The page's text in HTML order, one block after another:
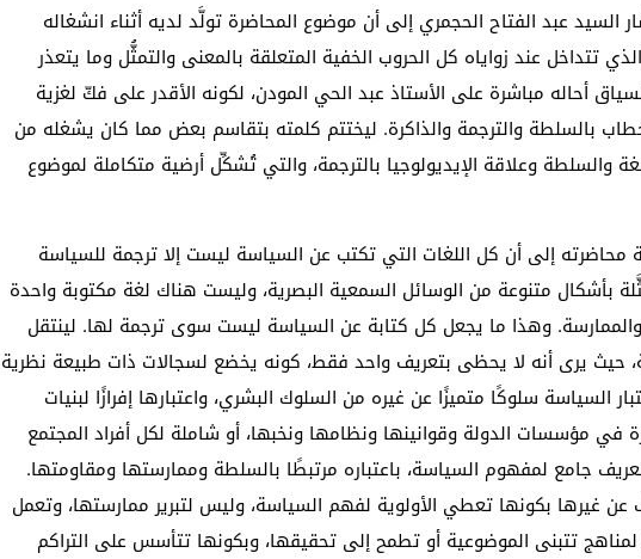
السيد عبد الفتاح الحجمري إلى أن موضوع المحاضرة تولَّد لديه أثناء انشغاله
الذي تتداخل عند زواياه كل الحروب الخفية المتعلقة بالمعنى والتمثُّل وما يتعذر
أحاله مباشرة على الأستاذ عبد الحي المودن، لكونه الأقدر على فكّ لغزية
بالسلطة والترجمة والذاكرة. ليختتم كلمته بتقاسم بعض مما كان يشغله من
والسلطة وعلاقة الإيديولوجيا بالترجمة، والتي تُشكِّل أرضية متكاملة لموضوع
إلى أن كل اللغات التي تكتب عن السياسة ليست إلا ترجمة للسياسة
بأشكال متنوعة من الوسائل السمعية البصرية، وليست هناك لغة مكتوبة واحدة
وهذا ما يجعل كل كتابة عن السياسة ليست سوى ترجمة لها. لينتقل
حيث يرى أنه لا يحظى بتعريف واحد فقط، كونه يخضع لسجالات ذات طبيعة نظرية
السياسة سلوكًا متميزًا عن غيره من السلوك البشري، واعتبارها إفرازًا لبنيات
مؤسسات الدولة وقوانينها ونظامها ونخبها، أو شاملة لكل أفراد المجتمع
جامع لمفهوم السياسة، باعتباره مرتبطًا بالسلطة وممارستها ومقاومتها.
عن غيرها بكونها تعطي الأولوية لفهم السياسة، وليس لتبرير ممارستها، وتعمل
تتبنى الموضوعية أو تطمح إلى تحقيقها، وبكونها تتأسس على التراكم